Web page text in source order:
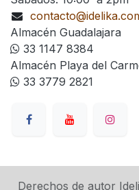
Almacén Guadalajara
33 1147 8384
Almacén Playa del
33 3779 2821
Derechos de autor